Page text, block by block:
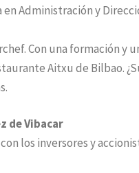
Administración y
Con una formación y
Aitxu de Bilbao.
de Vibacar
los inversores y